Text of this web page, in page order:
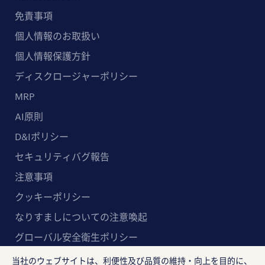
免責事項
個人情報のお取扱い
個人情報保護方針
ディスクロージャーポリシー
MRP
AI原則
D&Iポリシー
セキュリティバグ報告
注意事項
クッキーポリシー
なりすましについての注意喚起
グローバル安全衛生ポリシー
マルチステークホルダー方針
当社のウェブサイトは、利便性及び品質の維持・向上を目的に、